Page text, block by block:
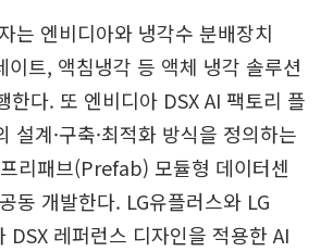
는 엔비디아와 냉각수 분배장치
이트, 액침냉각 등 액체 냉각 솔루션
한다. 또 엔비디아 DSX AI 팩토리 플
설계·구축·최적화 방식을 정의하는
리패브(Prefab) 모듈형 데이터센
동 개발한다. LG유플러스와 LG
DSX 레퍼런스 디자인을 적용한 AI